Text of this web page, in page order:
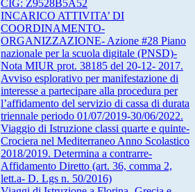
CIG: Z9528B5A52
INCARICO ATTIVITA’ DI
COORDINAMENTO-
ORGANIZZAZIONE- Azione #28 Piano
nazionale per la scuola digitale (PNSD)-
Nota MIUR prot. 38185 del 20-12- 2017.
Avviso esplorativo per manifestazione di
interesse a partecipare alla procedura per
l’affidamento del servizio di cassa di durata
triennale periodo 01/07/2019-30/06/2022.
Viaggio di Istruzione classi quarte e quinte-
Crociera nel Mediterraneo Anno Scolastico
2018/2019. Determina a contrarre-
Affidamento Diretto (art. 36, comma 2,
lett.a- D. Lgs n. 50/2016)